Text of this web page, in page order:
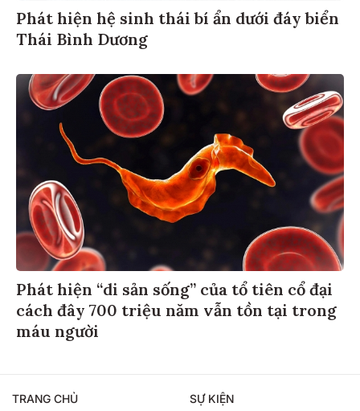
Phát hiện hệ sinh thái bí ẩn dưới đáy biển
Thái Bình Dương
Phát hiện “di sản sống” của tổ tiên cổ đại
cách đây 700 triệu năm vẫn tồn tại trong
máu người
TRANG CHỦ SỰ KIỆN